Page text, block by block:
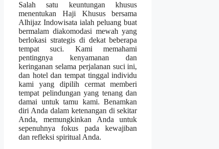
Salah satu keuntungan khusus
menentukan Haji Khusus bersama
Alhijaz Indowisata ialah peluang buat
bermalam diakomodasi mewah yang
berlokasi strategis di dekat beberapa
tempat suci. Kami memahami
pentingnya kenyamanan dan
keringanan selama perjalanan suci ini,
dan hotel dan tempat tinggal individu
kami yang dipilih cermat memberi
tempat pelindungan yang tenang dan
damai untuk tamu kami. Benamkan
diri Anda dalam ketenangan di sekitar
Anda, memungkinkan Anda untuk
sepenuhnya fokus pada kewajiban
dan refleksi spiritual Anda.